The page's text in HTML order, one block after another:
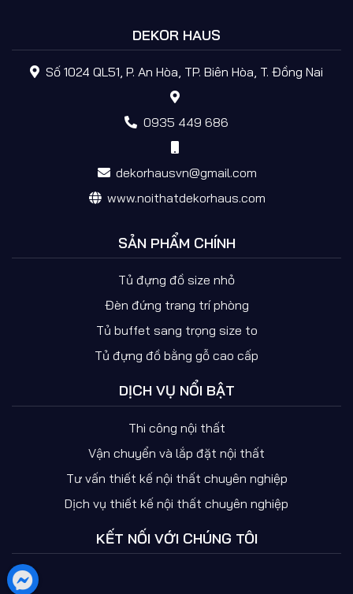
DEKOR HAUS
Số 1024 QL51, P. An Hòa, TP. Biên Hòa, T. Đồng Nai
0935 449 686
dekorhausvn@gmail.com
www.noithatdekorhaus.com
SẢN PHẨM CHÍNH
Tủ đựng đồ size nhỏ
Đèn đứng trang trí phòng
Tủ buffet sang trọng size to
Tủ đựng đồ bằng gỗ cao cấp
DỊCH VỤ NỔI BẬT
Thi công nội thất
Vận chuyển và lắp đặt nội thất
Tư vấn thiết kế nội thất chuyên nghiệp
Dịch vụ thiết kế nội thất chuyên nghiệp
KẾT NỐI VỚI CHÚNG TÔI